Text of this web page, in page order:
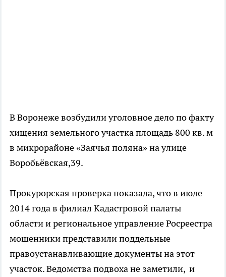
В Воронеже возбудили уголовное дело по факту
хищения земельного участка площадь 800 кв. м
в микрорайоне «Заячья поляна» на улице
Воробьёвская,39.
Прокурорская проверка показала, что в июле
2014 года в филиал Кадастровой палаты
области и региональное управление Росреестра
мошенники представили поддельные
правоустанавливающие документы на этот
участок. Ведомства подвоха не заметили, и